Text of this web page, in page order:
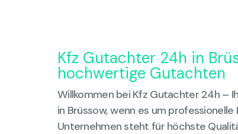
Kfz Gutachter 24h in
hochwertige Gutachten
Willkommen bei Kfz Gutachter 24h –
in Brüssow, wenn es um
Unternehmen steht für höchste